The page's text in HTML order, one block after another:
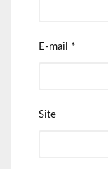
E-mail *
Site